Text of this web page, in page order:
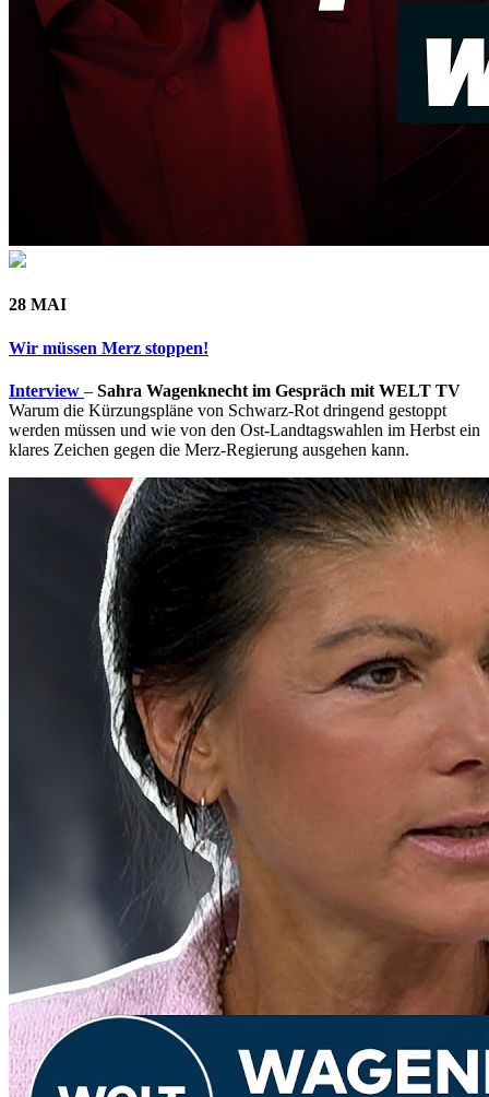
28 MAI
Wir müssen Merz stoppen!
Interview – Sahra Wagenknecht im Gespräch mit WELT TV
Warum die Kürzungspläne von Schwarz-Rot dringend gestoppt
werden müssen und wie von den Ost-Landtagswahlen im Herbst ein
klares Zeichen gegen die Merz-Regierung ausgehen kann.